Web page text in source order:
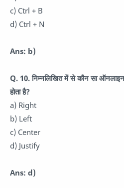
c) Ctrl + B
d) Ctrl + N
Ans: b)
Q. 10. निम्नलिखित में से कौन सा
होता है?
a) Right
b) Left
c) Center
d) Justify
Ans: d)